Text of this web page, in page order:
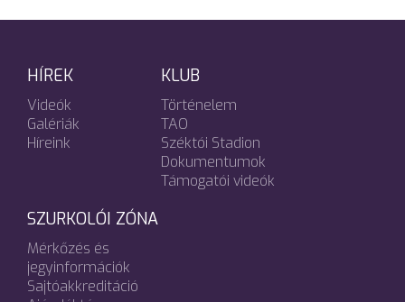
HÍREK
Videók
Galériák
Híreink
KLUB
Történelem
TAO
Széktói Stadion
Dokumentumok
Támogatói videók
SZURKOLÓI ZÓNA
Mérkőzés és
jegyinformációk
Sajtóakkreditáció